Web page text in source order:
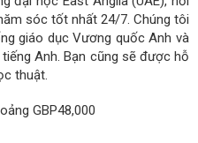
sóc tốt nhất 24/7. Chúng tôi
giáo dục Vương quốc Anh và
Anh. Bạn cũng sẽ được hỗ
thuật.
GBP48,000